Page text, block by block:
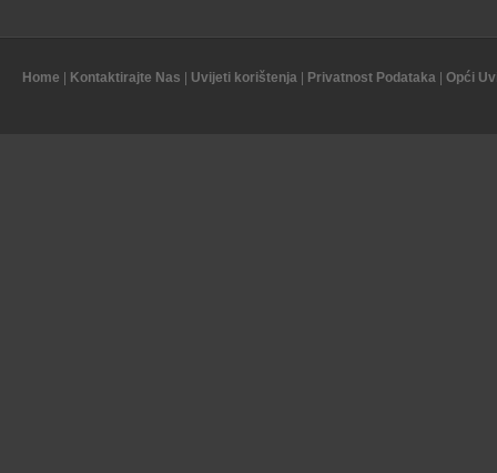
Home Kontaktirajte Nas Uvijeti korištenja Privatnost Podataka Opći